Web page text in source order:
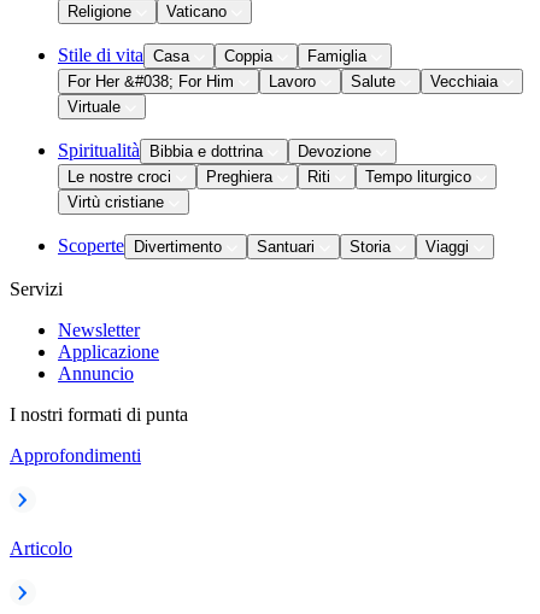
Religione
Vaticano
Stile di vita Casa Coppia
Famiglia
For Her &#038; For Him
Lavoro Salute
Vecchiaia
Virtuale
Spiritualità Bibbia e dottrina
Devozione
Le nostre croci
Preghiera Riti
Tempo liturgico
Virtù cristiane
Scoperte Divertimento Santuari Storia Viaggi
Servizi
Newsletter
Applicazione
Annuncio
I nostri formati di punta
Approfondimenti
Articolo